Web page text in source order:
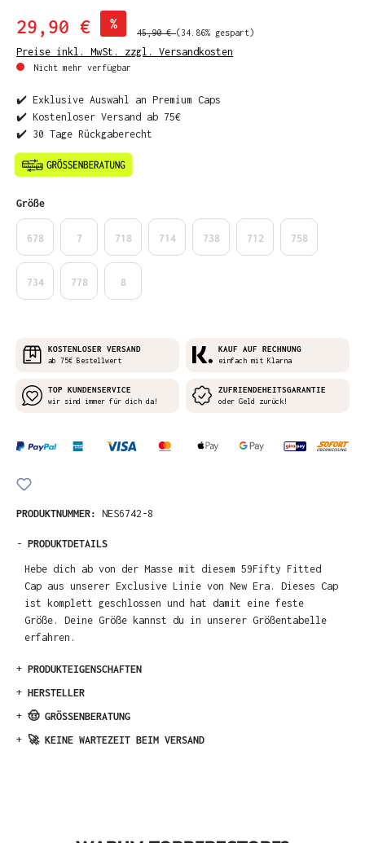
29,90 € %
45,90 €(34.86% gespart)
Preise inkl. MwSt. zzgl. Versandkosten
Nicht mehr verfügbar
✔️ Exklusive Auswahl an Premium Caps
✔️ Kostenloser Versand ab 75€
✔️ 30 Tage Rückgaberecht
Größeauswählen
678 7 718 714 738 712 758
734 778 8
KOSTENLOSER VERSAND
ab 75€ Bestellwert
KAUF AUF RECHNUNG
einfach mit Klarna
TOP KUNDENSERVICE
wir sind immer für dich da!
ZUFRIENDEHEITSGARANTIE
oder Geld zurück!
PRODUKTNUMMER: NES6742-8
- PRODUKTDETAILS
Hebe dich ab von der Masse mit diesem 59Fifty Fitted
Cap aus unserer Exclusive Linie von New Era. Dieses Cap
ist komplett geschlossen und hat damit eine feste
Größe. Deine Größe kannst du in unserer Größentabelle
erfahren.
+ PRODUKTEIGENSCHAFTEN
+ HERSTELLER
+ 🤠 GRÖSSENBERATUNG
+ 🚀 KEINE WARTEZEIT BEIM VERSAND